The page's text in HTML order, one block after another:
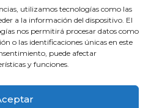
utilizamos tecnologías como las
a la información del dispositivo. El
nos permitirá procesar datos como
o las identificaciones únicas en este
puede afectar
y funciones.
Experiencia y recursos